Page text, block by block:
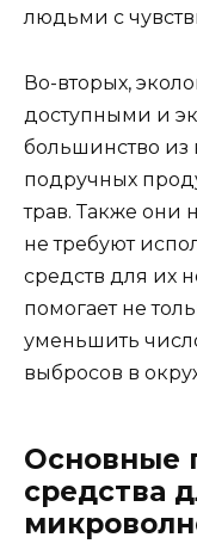
людьми с
Во-вторых,
доступными и
большинство из
подручных
трав. Также они
не требуют
средств для их
помогает не
уменьшить
выбросов в
Основные
средства